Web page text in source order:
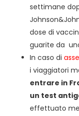
settimane
dose di
guarite da
In caso di
i viaggiatori
entrare in
un test
effettuato